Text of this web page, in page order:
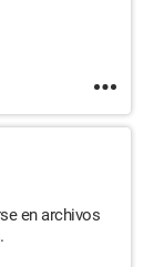
en archivos